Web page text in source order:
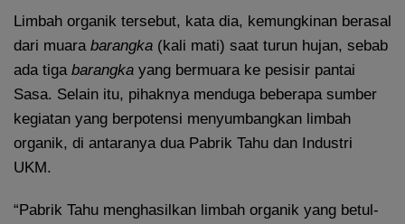
Limbah organik tersebut, kata dia, kemungkinan berasal
dari muara barangka (kali mati) saat turun hujan, sebab
ada tiga barangka yang bermuara ke pesisir pantai
Sasa. Selain itu, pihaknya menduga beberapa sumber
kegiatan yang berpotensi menyumbangkan limbah
organik, di antaranya dua Pabrik Tahu dan Industri
UKM.
“Pabrik Tahu menghasilkan limbah organik yang betul-